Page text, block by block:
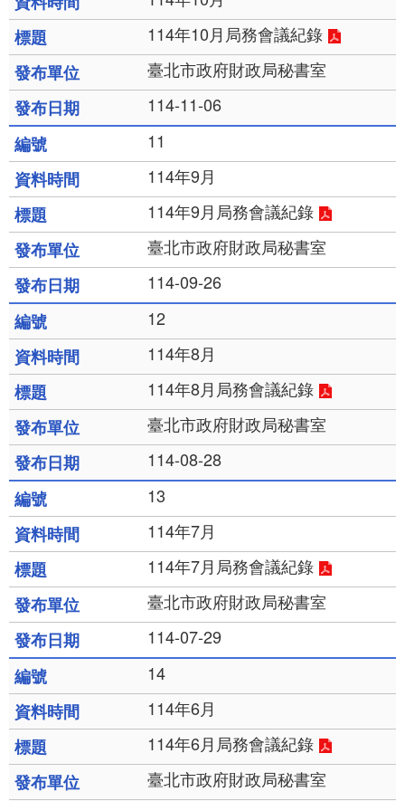
114年10月局務會議紀錄
臺北市政府財政局秘書室
114-11-06
11
114年9月
114年9月局務會議紀錄
臺北市政府財政局秘書室
114-09-26
12
114年8月
114年8月局務會議紀錄
臺北市政府財政局秘書室
114-08-28
13
114年7月
114年7月局務會議紀錄
臺北市政府財政局秘書室
114-07-29
14
114年6月
114年6月局務會議紀錄
臺北市政府財政局秘書室